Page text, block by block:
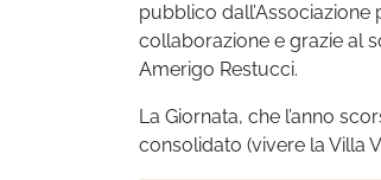
pubblico dall’Associazione
collaborazione e grazie al
Amerigo Restucci.
La Giornata, che l’anno
consolidato (vivere la Villa